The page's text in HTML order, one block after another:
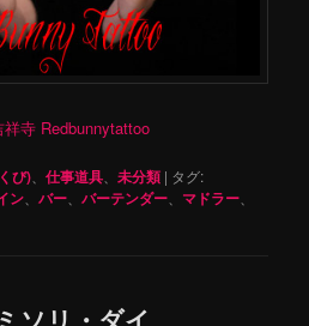
寺 Redbunnytattoo
び) 、仕事道具 、未分類 | タグ:
ン 、バー 、バーテンダー マドラー
ソリ・ダイ